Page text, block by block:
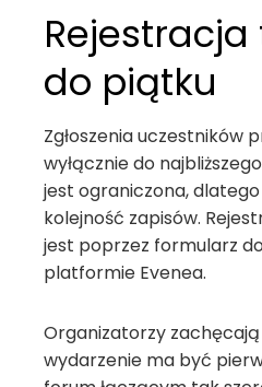
do piątku
Zgłoszenia uczestników
wyłącznie do
jest ograniczona,
kolejność zapisów.
jest poprzez formularz
platformie Evenea.
Organizatorzy
wydarzenie ma być